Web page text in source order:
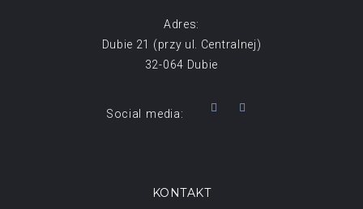
Adres:
Dubie 21 (przy ul. Centralnej)
32-064 Dubie
Social media:
KONTAKT